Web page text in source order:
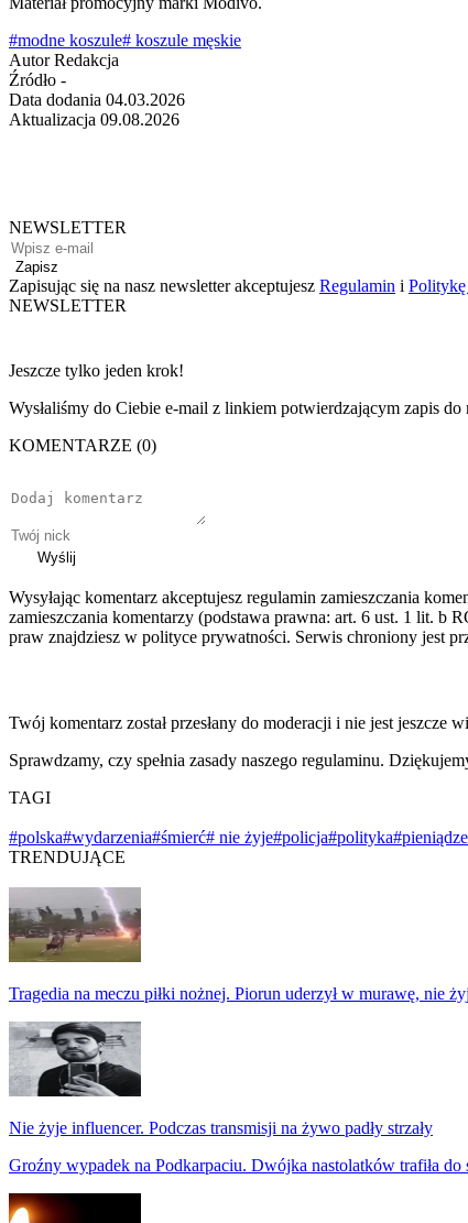
#modne koszule# koszule męskie
Autor Redakcja
Źródło -
Data dodania 04.03.2026
Aktualizacja 09.08.2026
NEWSLETTER
Zapisz
Zapisując się na nasz newsletter akceptujesz Regulamin i
NEWSLETTER
Jeszcze tylko jeden krok!
Wysłaliśmy do Ciebie e-mail z linkiem potwierdzającym zapis do
KOMENTARZE (0)
Wyślij
Wysyłając komentarz akceptujesz regulamin zamieszczania
zamieszczania komentarzy (podstawa prawna: art. 6 ust. 1 lit. b
praw znajdziesz w polityce prywatności. Serwis chroniony jest
Twój komentarz został przesłany do moderacji i nie jest jeszcze
Sprawdzamy, czy spełnia zasady naszego regulaminu.
TAGI
#polska#wydarzenia#śmierć# nie żyje#policja#polityka#pieniądze
TRENDUJĄCE
Tragedia na meczu piłki nożnej. Piorun uderzył w murawę, nie
Nie żyje influencer. Podczas transmisji na żywo padły strzały
Groźny wypadek na Podkarpaciu. Dwójka nastolatków trafiła do